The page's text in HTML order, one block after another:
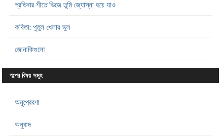
প্রতিবার শীতে ভিজে তুমি জ্যোস্না হয়ে যাও
কবিতা: পুতুল খেলার ভুল
জোনাকিগুলো
গল্পের বিষয় সমূহ
অনুপ্রেরণা
অনুবাদ